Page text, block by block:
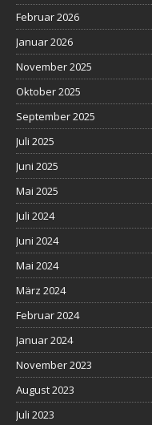
Februar 2026
Januar 2026
November 2025
Oktober 2025
September 2025
Juli 2025
Juni 2025
Mai 2025
Juli 2024
Juni 2024
Mai 2024
März 2024
Februar 2024
Januar 2024
November 2023
August 2023
Juli 2023